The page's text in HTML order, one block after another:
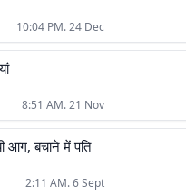
10:04 PM. 24 Dec
8:51 AM. 21 Nov
आग, बचाने में पति
2:11 AM. 6 Sept